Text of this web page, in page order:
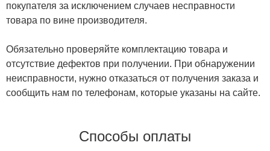
покупателя за исключением случаев несправности
товара по вине производителя.
Обязательно проверяйте комплектацию товара и
отсутствие дефектов при получении. При обнаружении
неисправности, нужно отказаться от получения заказа и
сообщить нам по телефонам, которые указаны на сайте.
Способы оплаты